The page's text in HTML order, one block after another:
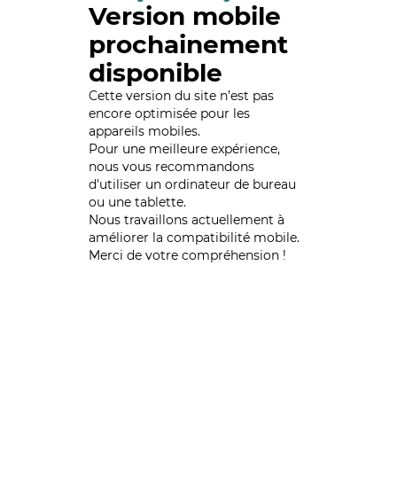
Version mobile
prochainement
disponible
Cette version du site n’est pas
encore optimisée pour les
appareils mobiles.
Pour une meilleure expérience,
nous vous recommandons
d'utiliser un ordinateur de bureau
ou une tablette.
Nous travaillons actuellement à
améliorer la compatibilité mobile.
Merci de votre compréhension !